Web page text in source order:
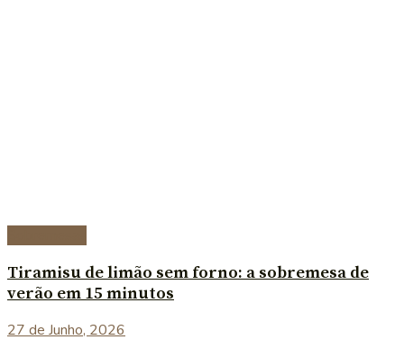
Tiramisu de limão sem forno: a sobremesa de
verão em 15 minutos
27 de Junho, 2026